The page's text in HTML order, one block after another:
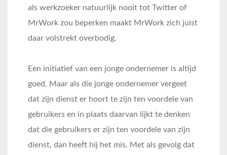
als werkzoeker natuurlijk nooit tot Twitter of
MrWork zou beperken maakt MrWork zich juist
daar volstrekt overbodig.
Een initiatief van een jonge ondernemer is altijd
goed. Maar als die jonge ondernemer vergeet
dat zijn dienst er hoort te zijn ten voordele van
gebruikers en in plaats daarvan lijkt te denken
dat die gebruikers er zijn ten voordele van zijn
dienst, dan heeft hij het mis. Met als gevolg dat